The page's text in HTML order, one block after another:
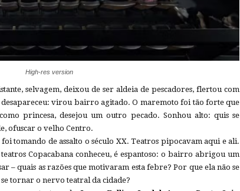
High-res version
selvagem, deixou de ser aldeia de pescadores, flertou com
virou bairro agitado. O maremoto foi tão forte que
princesa, desejou um outro pecado. Sonhou alto: quis se
ofuscar o velho Centro.
tomando de assalto o século XX. Teatros pipocavam aqui e ali.
Copacabana conheceu, é espantoso: o bairro abrigou um
– quais as razões que motivaram esta febre? Por que ela não se
tornar o nervo teatral da cidade?